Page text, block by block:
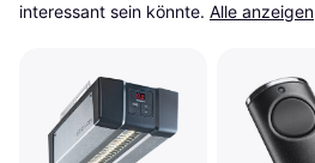
interessant sein könnte. Alle anzeigen